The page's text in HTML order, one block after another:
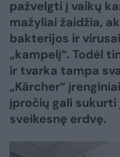
pažvelgti į vaikų
mažyliai žaidžia,
bakterijos ir
„kampelį“. Todėl
ir tvarka tampa
„Kärcher“
įpročių gali sukurti
sveikesnę erdvę.